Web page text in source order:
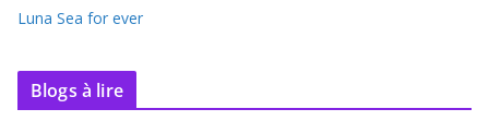
Luna Sea for ever
Blogs à lire